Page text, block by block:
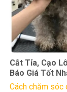
Cắt Tỉa, Cạo
Báo Giá Tốt
Cách chăm sóc